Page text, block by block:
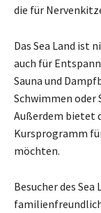
die für
Das Sea Land ist
auch für
Sauna und
Schwimmen
Außerdem bietet
Kursprogramm
möchten.
Besucher des